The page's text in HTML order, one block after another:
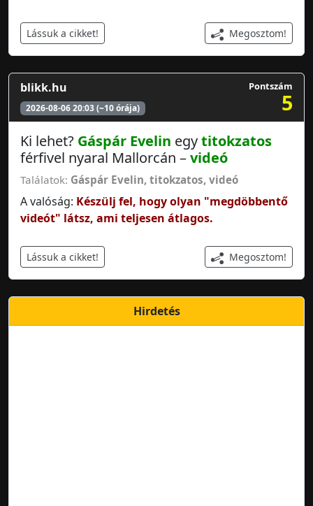
Lássuk a cikket! Megosztom!
blikk.hu
2026-08-06 20:03 (~10 órája)
Pontszám
5
Ki lehet? Gáspár Evelin egytitokzatos
férfivel nyaral Mallorcán –videó
Találatok: Gáspár Evelin, titokzatos, videó
A valóság: Készülj fel, hogy olyan "megdöbbentő
videót" látsz, ami teljesen átlagos.
Lássuk a cikket! Megosztom!
Hirdetés